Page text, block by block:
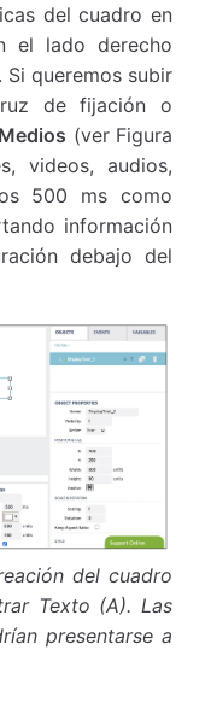
del cuadro en
el lado derecho
queremos subir
de fijación o
Medios (ver Figura
videos, audios,
500 ms como
información
debajo del
del cuadro
Texto (A). Las
presentarse a